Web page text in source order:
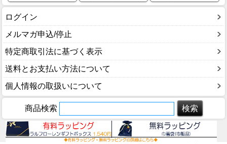
ログイン
メルマガ申込/停止
特定商取引法に基づく表示
送料とお支払い方法について
個人情報の取扱いについて
商品検索